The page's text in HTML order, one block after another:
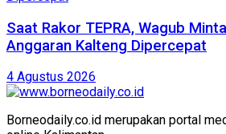
Saat Rakor TEPRA, Wagub
Anggaran Kalteng Dipercepat
4 Agustus 2026
Borneodaily.co.id merupakan portal